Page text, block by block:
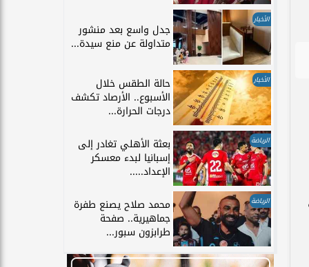
الأخبار
جدل واسع بعد منشور
متداولة عن منع سيدة...
الأخبار حالة الطقس خلال
الأسبوع.. الأرصاد تكشف
درجات الحرارة...
الرياضة بعثة الأهلي تغادر إلى
إسبانيا لبدء معسكر
الإعداد.....
الرياضة محمد صلاح يصنع طفرة
جماهيرية.. صفحة
طرابزون سبور...